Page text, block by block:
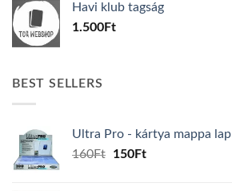
600Ft.100Ft.
Havi klub tagság
1.500Ft
BEST SELLERS
Ultra Pro - kártya mappa lap
160Ft
Original
150FtCurrent